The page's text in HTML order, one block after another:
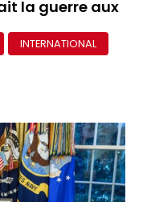
la guerre aux
INTERNATIONAL